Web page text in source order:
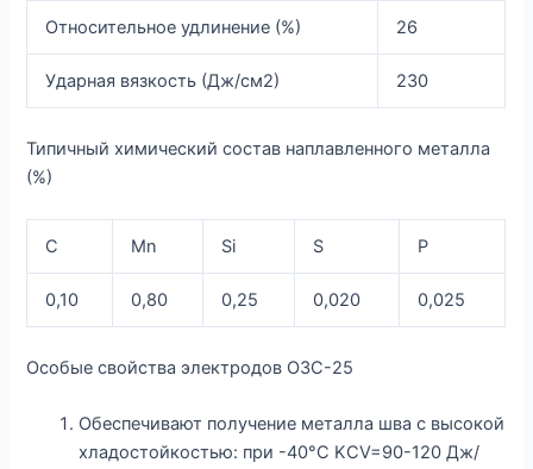
Относительное удлинение (%) 26
Ударная вязкость (Дж/см2) 230
Типичный химический состав наплавленного металла
(%)
C Mn Si S P
0,10 0,80 0,25 0,020 0,025
Особые свойства электродов ОЗС-25
Обеспечивают получение металла шва с высокой
хладостойкостью: при -40°С KCV=90-120 Дж/